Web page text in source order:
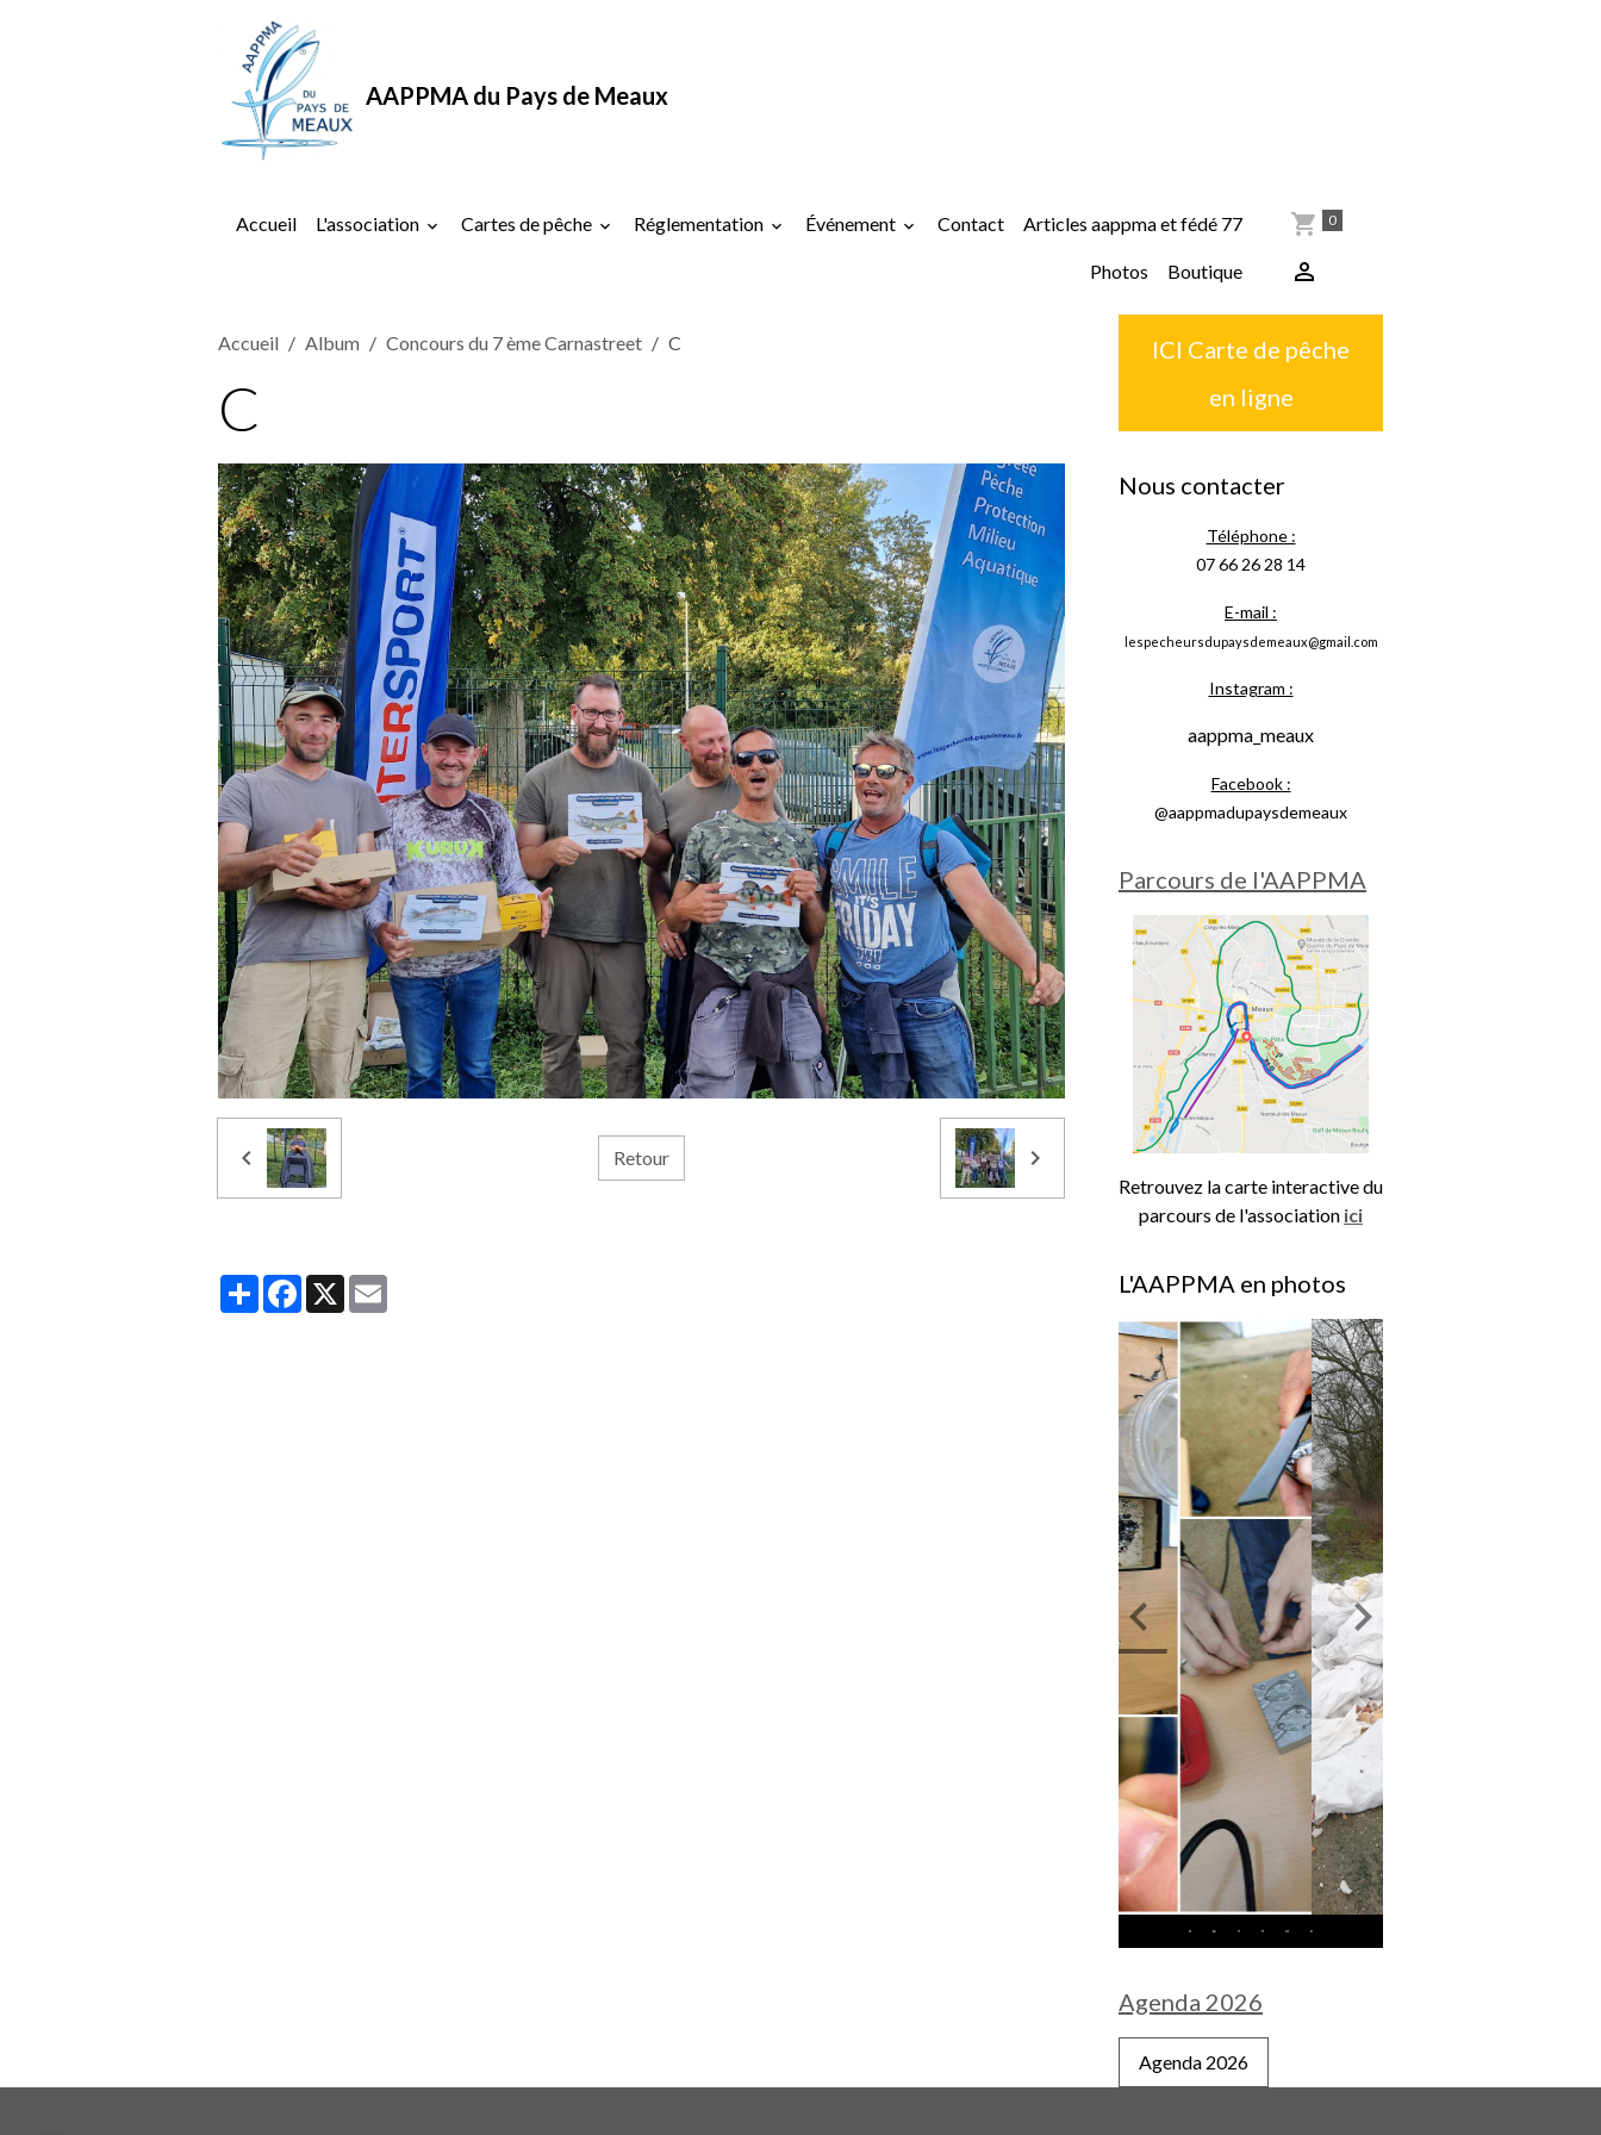
AAPPMA du Pays de Meaux
Accueil L'association Cartes de pêche Réglementation Événement Contact Articles aappma et fédé 77
Photos Boutique
0
Accueil Album Concours du 7 ème Carnastreet C
C
Retour
PartagerFacebook
X
ICI Carte de pêche
en ligne
Nous contacter
Téléphone :
07 66 26 28 14
E-mail :
lespecheursdupaysdemeaux@gmail.com
Instagram :
aappma_meaux
Facebook :
@aappmadupaysdemeaux
Parcours de l'AAPPMA
Retrouvez la carte interactive du
parcours de l'association ici
L'AAPPMA en photos
Agenda 2026
Agenda 2026